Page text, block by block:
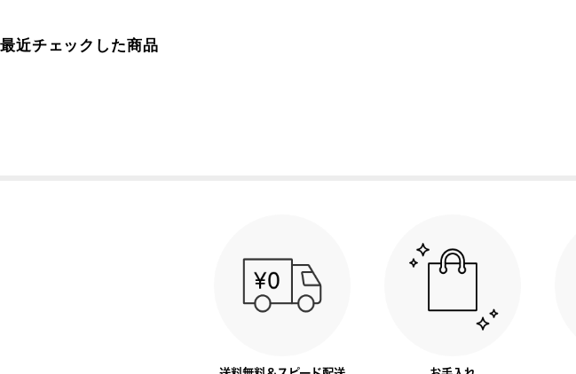
最近チェックした商品